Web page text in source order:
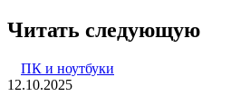
Читать следующую
ПК и ноутбуки
12.10.2025